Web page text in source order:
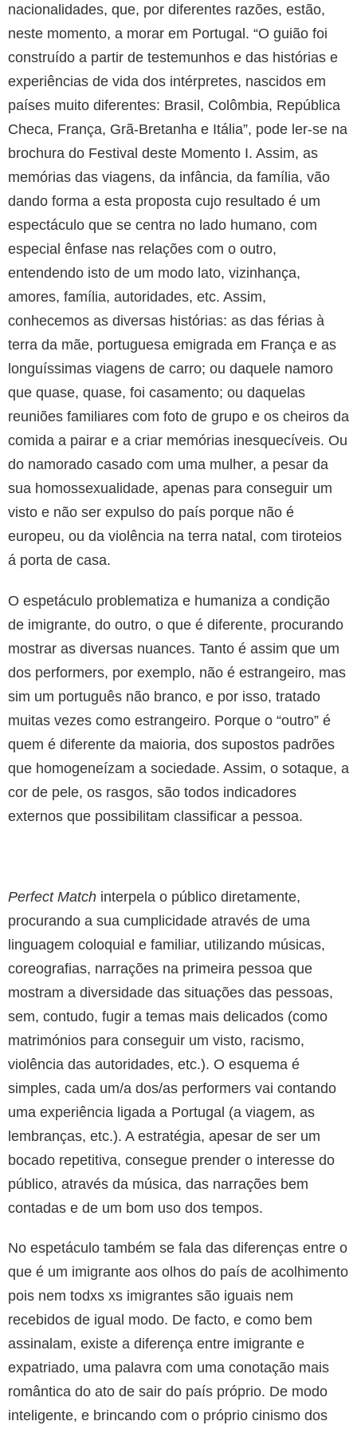
nacionalidades, que, por diferentes razões, estão,
neste momento, a morar em Portugal. “O guião foi
construído a partir de testemunhos e das histórias e
experiências de vida dos intérpretes, nascidos em
países muito diferentes: Brasil, Colômbia, República
Checa, França, Grã-Bretanha e Itália”, pode ler-se na
brochura do Festival deste Momento I. Assim, as
memórias das viagens, da infância, da família, vão
dando forma a esta proposta cujo resultado é um
espectáculo que se centra no lado humano, com
especial ênfase nas relações com o outro,
entendendo isto de um modo lato, vizinhança,
amores, família, autoridades, etc. Assim,
conhecemos as diversas histórias: as das férias à
terra da mãe, portuguesa emigrada em França e as
longuíssimas viagens de carro; ou daquele namoro
que quase, quase, foi casamento; ou daquelas
reuniões familiares com foto de grupo e os cheiros da
comida a pairar e a criar memórias inesquecíveis. Ou
do namorado casado com uma mulher, a pesar da
sua homossexualidade, apenas para conseguir um
visto e não ser expulso do país porque não é
europeu, ou da violência na terra natal, com tiroteios
á porta de casa.
O espetáculo problematiza e humaniza a condição
de imigrante, do outro, o que é diferente, procurando
mostrar as diversas nuances. Tanto é assim que um
dos performers, por exemplo, não é estrangeiro, mas
sim um português não branco, e por isso, tratado
muitas vezes como estrangeiro. Porque o “outro” é
quem é diferente da maioria, dos supostos padrões
que homogeneízam a sociedade. Assim, o sotaque, a
cor de pele, os rasgos, são todos indicadores
externos que possibilitam classificar a pessoa.
Perfect Match interpela o público diretamente,
procurando a sua cumplicidade através de uma
linguagem coloquial e familiar, utilizando músicas,
coreografias, narrações na primeira pessoa que
mostram a diversidade das situações das pessoas,
sem, contudo, fugir a temas mais delicados (como
matrimónios para conseguir um visto, racismo,
violência das autoridades, etc.). O esquema é
simples, cada um/a dos/as performers vai contando
uma experiência ligada a Portugal (a viagem, as
lembranças, etc.). A estratégia, apesar de ser um
bocado repetitiva, consegue prender o interesse do
público, através da música, das narrações bem
contadas e de um bom uso dos tempos.
No espetáculo também se fala das diferenças entre o
que é um imigrante aos olhos do país de acolhimento
pois nem todxs xs imigrantes são iguais nem
recebidos de igual modo. De facto, e como bem
assinalam, existe a diferença entre imigrante e
expatriado, uma palavra com uma conotação mais
romântica do ato de sair do país próprio. De modo
inteligente, e brincando com o próprio cinismo dos